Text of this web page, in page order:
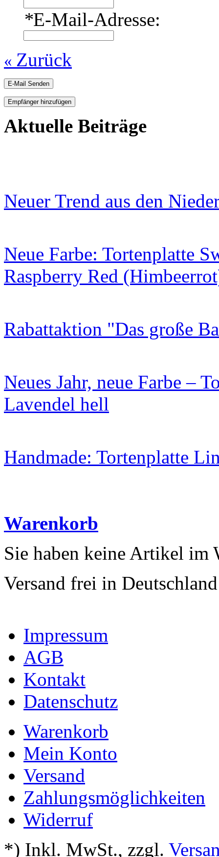
*E-Mail-Adresse:
« Zurück
E-Mail Senden
Empfänger hinzufügen
Aktuelle Beiträge
Neuer Trend aus den
Neue Farbe: Tortenplatte
Raspberry Red
Rabattaktion "Das große
Neues Jahr, neue Farbe –
Lavendel hell
Handmade: Tortenplatte
Warenkorb
Sie haben keine Artikel im
Versand frei in
Impressum
AGB
Kontakt
Datenschutz
Warenkorb
Mein Konto
Versand
Zahlungsmöglichkeiten
Widerruf
*) Inkl. MwSt., zzgl.